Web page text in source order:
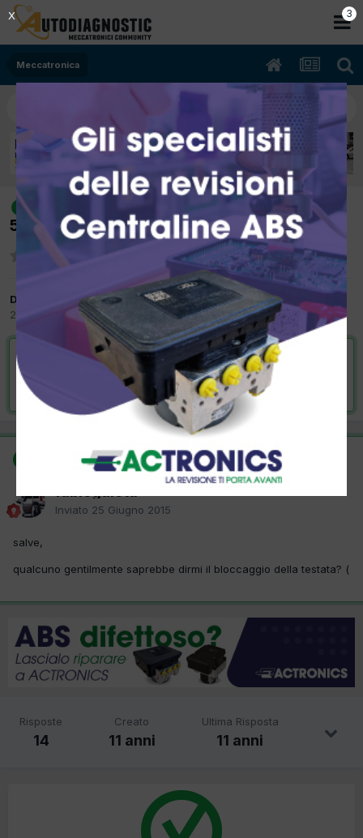
Meccatronica
risolto
[ford fiesta 01/2006 1399cc f6jb
50Kw Diesel] bloccaggio testata
Da fabiogalota
25 Giugno 2015inMeccatronica
VAI ALLA SOLUZIONE
Risolta da fabiogalota,25 Giugno 2015
SOLUZIONE
Inviato 25 Giugno 2015
salve,
qualcuno gentilmente saprebbe dirmi il bloccaggio della testata? (
Risposte
14
Creato
11 anni
Ultima Risposta
11 anni
2
X